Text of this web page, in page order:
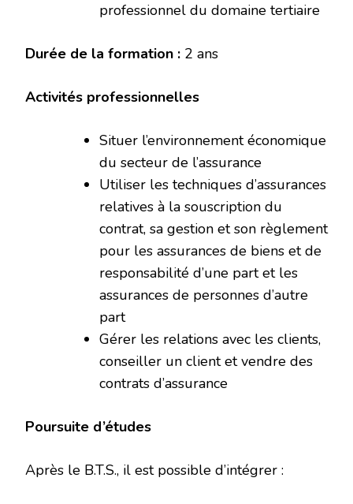
professionnel du domaine tertiaire
Durée de la formation : 2 ans
Activités professionnelles
Situer l’environnement économique
du secteur de l’assurance
Utiliser les techniques d’assurances
relatives à la souscription du
contrat, sa gestion et son règlement
pour les assurances de biens et de
responsabilité d’une part et les
assurances de personnes d’autre
part
Gérer les relations avec les clients,
conseiller un client et vendre des
contrats d’assurance
Poursuite d’études
Après le B.T.S., il est possible d’intégrer :